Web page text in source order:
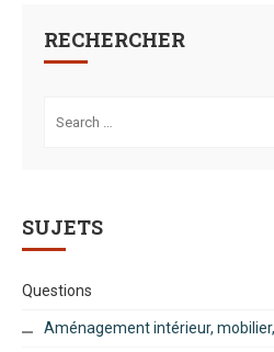
RECHERCHER
for:
SUJETS
Questions
Aménagement intérieur,